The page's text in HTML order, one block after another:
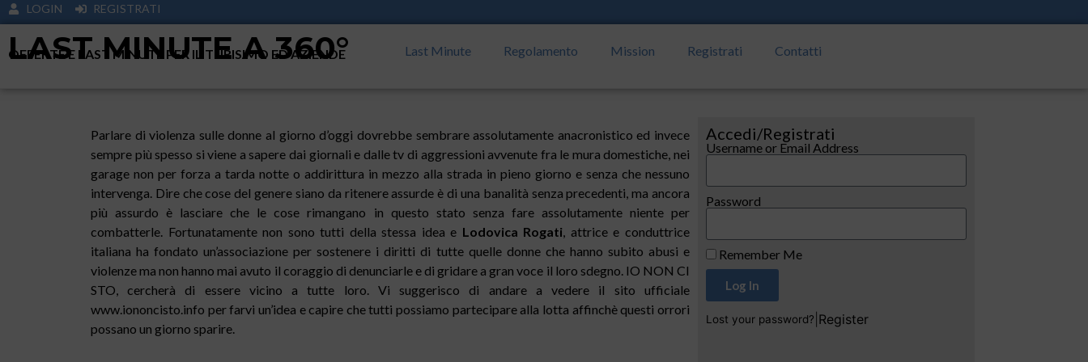
LOGIN REGISTRATI
LAST MINUTE A 360°
OFFERTE E LAST MINUTE PER IL TURISIMO ED AZIENDE Last Minute Regolamento Mission Registrati Contatti
Parlare di violenza sulle donne al giorno d’oggi dovrebbe sembrare assolutamente anacronistico ed invece
sempre più spesso si viene a sapere dai giornali e dalle tv di aggressioni avvenute fra le mura domestiche, nei
garage non per forza a tarda notte o addirittura in mezzo alla strada in pieno giorno e senza che nessuno
intervenga. Dire che cose del genere siano da ritenere assurde è di una banalità senza precedenti, ma ancora
più assurdo è lasciare che le cose rimangano in questo stato senza fare assolutamente niente per
combatterle. Fortunatamente non sono tutti della stessa idea e Lodovica Rogati, attrice e conduttrice
italiana ha fondato un’associazione per sostenere i diritti di tutte quelle donne che hanno subito abusi e
violenze ma non hanno mai avuto il coraggio di denunciarle e di gridare a gran voce il loro sdegno. IO NON CI
STO, cercherà di essere vicino a tutte loro. Vi suggerisco di andare a vedere il sito ufficiale
www.iononcisto.info per farvi un’idea e capire che tutti possiamo partecipare alla lotta affinchè questi orrori
possano un giorno sparire.
Accedi/Registrati
Username or Email Address
Password
Remember Me
Log In
Lost your password? Register